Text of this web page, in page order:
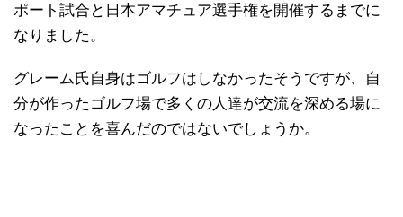
ポート試合と日本アマチュア選手権を開催するまでに
なりました。
グレーム氏自身はゴルフはしなかったそうですが、自
分が作ったゴルフ場で多くの人達が交流を深める場に
なったことを喜んだのではないでしょうか。